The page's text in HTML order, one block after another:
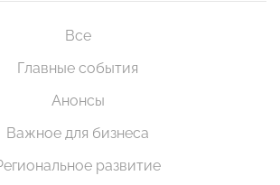
Все
Главные события
Анонсы
Важное для бизнеса
развитие